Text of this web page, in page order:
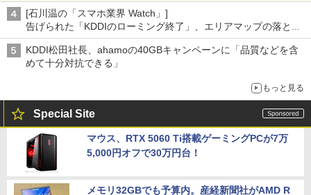
[石川温の「スマホ業界 Watch」]
告げられた「KDDIのローミング終了」、エリアマップの落とし
穴と楽天モバイルの課題
KDDI松田社長、ahamoの40GBキャンペーンに「品質などを含
めて十分対抗できる」
もっと見る
Special Site
マウス、RTX 5060 Ti搭載ゲーミングPCが7万
5,000円オフで30万円台！
メモリ32GBでも予算内。産経新聞社がAMD R